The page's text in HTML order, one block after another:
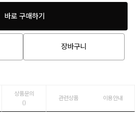
바로 구매하기
장바구니
상품문의
()
관련상품 이용안내